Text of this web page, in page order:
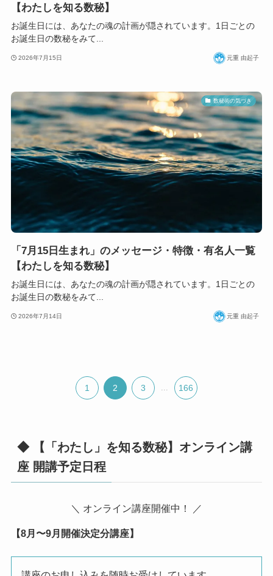
【わたしを知る数秘】
お誕生日には、あなたの魂の計画が隠されています。1日ごとの
お誕生日の数秘をみて...
2026年7月15日 元重 由起子
数秘術の気づき
「7月15日生まれ」のメッセージ・特徴・有名人一覧
【わたしを知る数秘】
お誕生日には、あなたの魂の計画が隠されています。1日ごとの
お誕生日の数秘をみて...
2026年7月14日 元重 由起子
1 2 3 166
◆ 【「わたし」を知る数秘】オンライン講
座 開講予定日程
＼ オンライン講座開催中！ ／
【8月〜9月開催決定分講座】